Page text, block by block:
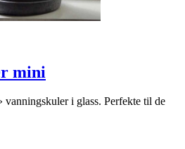
mini
vanningskuler i glass. Perfekte til de